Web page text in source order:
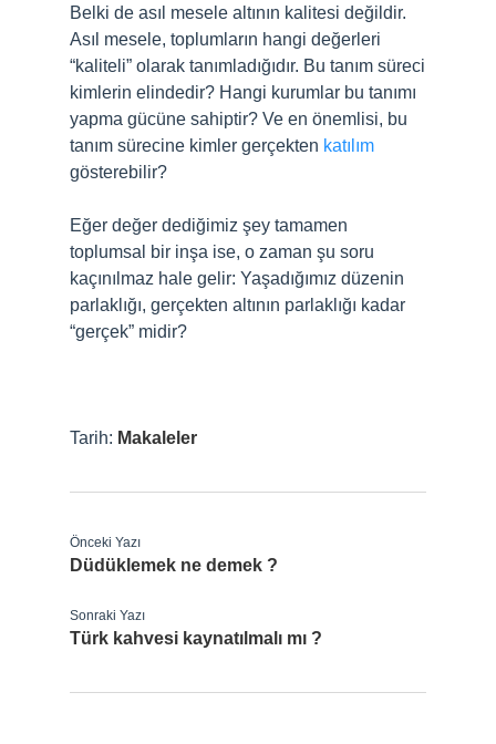
Belki de asıl mesele altının kalitesi değildir.
Asıl mesele, toplumların hangi değerleri
“kaliteli” olarak tanımladığıdır. Bu tanım süreci
kimlerin elindedir? Hangi kurumlar bu tanımı
yapma gücüne sahiptir? Ve en önemlisi, bu
tanım sürecine kimler gerçekten katılım
gösterebilir?
Eğer değer dediğimiz şey tamamen
toplumsal bir inşa ise, o zaman şu soru
kaçınılmaz hale gelir: Yaşadığımız düzenin
parlaklığı, gerçekten altının parlaklığı kadar
“gerçek” midir?
Tarih: Makaleler
Önceki Yazı
Düdüklemek ne demek ?
Sonraki Yazı
Türk kahvesi kaynatılmalı mı ?